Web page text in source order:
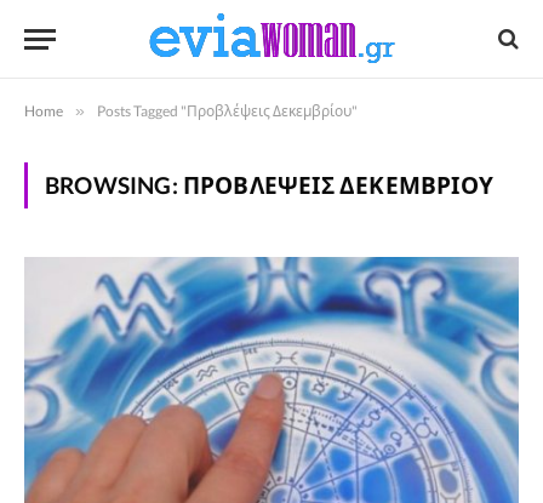
Home » Posts Tagged "Προβλέψεις Δεκεμβρίου"
BROWSING: ΠΡΟΒΛΈΨΕΙΣ ΔΕΚΕΜΒΡΊΟΥ